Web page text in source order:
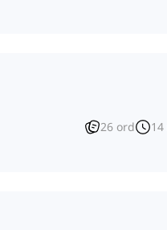
26 ord 14